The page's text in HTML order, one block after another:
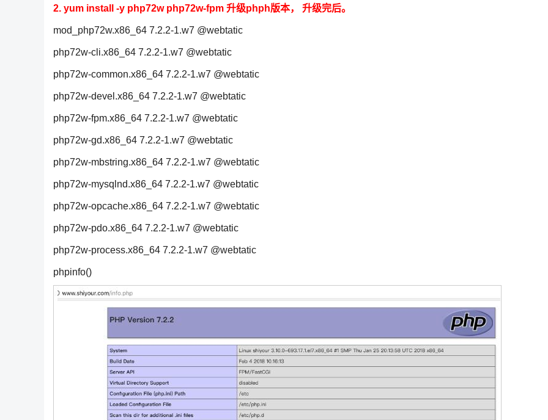
2. yum install -y php72w php72w-fpm 升级phph版本， 升级完后。
mod_php72w.x86_64 7.2.2-1.w7 @webtatic
php72w-cli.x86_64 7.2.2-1.w7 @webtatic
php72w-common.x86_64 7.2.2-1.w7 @webtatic
php72w-devel.x86_64 7.2.2-1.w7 @webtatic
php72w-fpm.x86_64 7.2.2-1.w7 @webtatic
php72w-gd.x86_64 7.2.2-1.w7 @webtatic
php72w-mbstring.x86_64 7.2.2-1.w7 @webtatic
php72w-mysqlnd.x86_64 7.2.2-1.w7 @webtatic
php72w-opcache.x86_64 7.2.2-1.w7 @webtatic
php72w-pdo.x86_64 7.2.2-1.w7 @webtatic
php72w-process.x86_64 7.2.2-1.w7 @webtatic
phpinfo()